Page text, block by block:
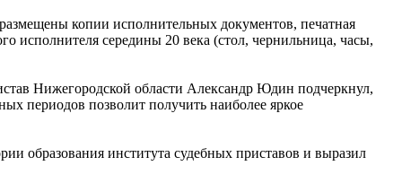
копии исполнительных документов, печатная
исполнителя середины 20 века (стол, чернильница, часы,
Нижегородской области Александр Юдин подчеркнул,
периодов позволит получить наиболее яркое
образования института судебных приставов и выразил